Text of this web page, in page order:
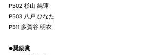
P502 杉山 純蓮
P503 八戸 ひなた
P511 多賀谷 明衣
●奨励賞